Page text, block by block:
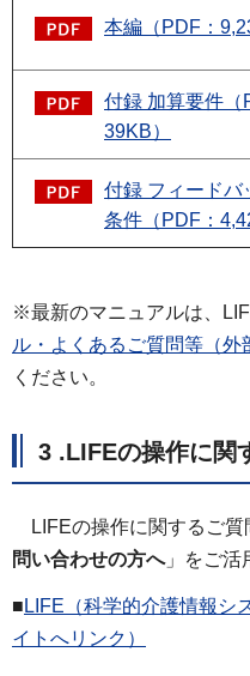
本編（PDF：
付録 加算要件（
39KB）
付録 フィードバ
条件（PDF：
※最新のマニュアルは、
ル・よくあるご質問等（外
ください。
3 .LIFEの操作に関
LIFEの操作に関するご質
問い合わせの方へ」をご活
■ LIFE（科学的介護情報
イトへリンク）